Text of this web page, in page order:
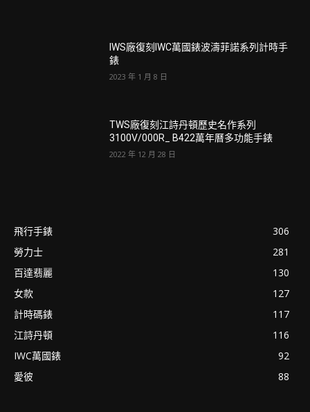
IWS廠復刻IWC萬國錶波濤菲諾系列計時手
錶
2023 年 1 月 8 日
TWS廠復刻江詩丹頓歷史名作系列
3100V/000R_ B422萬年曆多功能手錶
2022 年 12 月 28 日
飛行手錶
306
勞力士
281
百達翡麗
130
女款
127
計時碼錶
117
江詩丹頓
116
IWC萬國錶
92
愛彼
88